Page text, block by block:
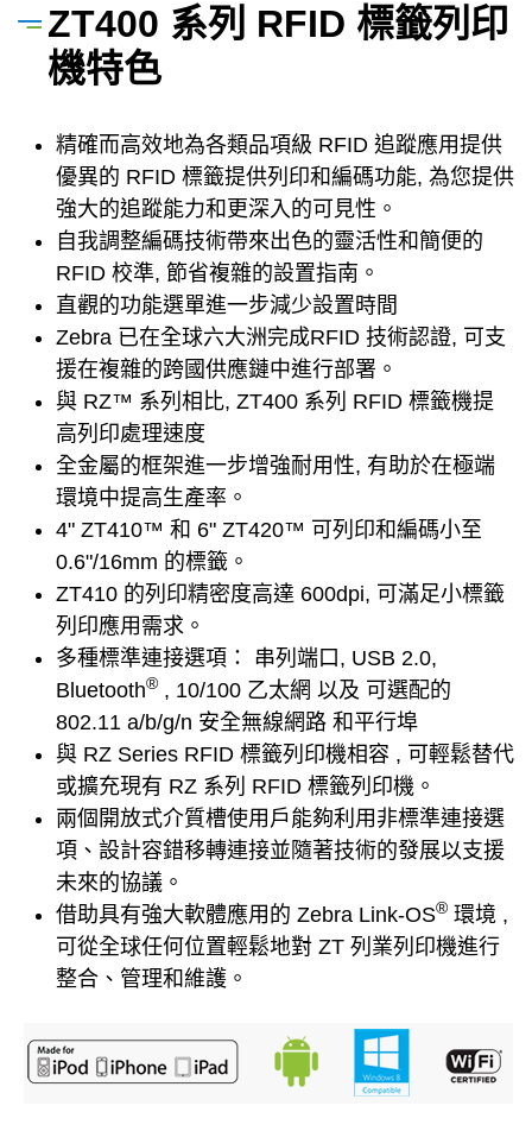
ZT400 系列 RFID 標籤列印
機特色
精確而高效地為各類品項級 RFID 追蹤應用提供
優異的 RFID 標籤提供列印和編碼功能, 為您提供
強大的追蹤能力和更深入的可見性。
自我調整編碼技術帶來出色的靈活性和簡便的
RFID 校準, 節省複雜的設置指南。
直觀的功能選單進一步減少設置時間
Zebra 已在全球六大洲完成RFID 技術認證, 可支
援在複雜的跨國供應鏈中進行部署。
與 RZ™ 系列相比, ZT400 系列 RFID 標籤機提
高列印處理速度
全金屬的框架進一步增強耐用性, 有助於在極端
環境中提高生產率。
4" ZT410™ 和 6" ZT420™ 可列印和編碼小至
0.6"/16mm 的標籤。
ZT410 的列印精密度高達 600dpi, 可滿足小標籤
列印應用需求。
多種標準連接選項： 串列端口, USB 2.0,
Bluetooth® , 10/100 乙太網 以及 可選配的
802.11 a/b/g/n 安全無線網路 和平行埠
與 RZ Series RFID 標籤列印機相容 , 可輕鬆替代
或擴充現有 RZ 系列 RFID 標籤列印機。
兩個開放式介質槽使用戶能夠利用非標準連接選
項、設計容錯移轉連接並隨著技術的發展以支援
未來的協議。
借助具有強大軟體應用的 Zebra Link-OS® 環境 ,
可從全球任何位置輕鬆地對 ZT 列業列印機進行
整合、管理和維護。